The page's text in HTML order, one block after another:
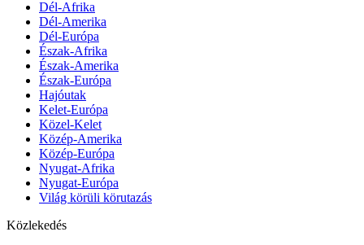
Dél-Afrika
Dél-Amerika
Dél-Európa
Észak-Afrika
Észak-Amerika
Észak-Európa
Hajóutak
Kelet-Európa
Közel-Kelet
Közép-Amerika
Közép-Európa
Nyugat-Afrika
Nyugat-Európa
Világ körüli körutazás
Közlekedés